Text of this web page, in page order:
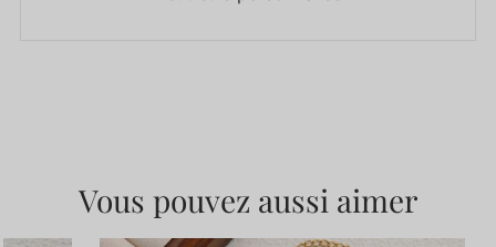
Vous pouvez aussi aimer